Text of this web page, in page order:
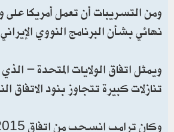
ومن التسريبات أن تعمل أمريكا على
نهائي بشأن البرنامج النووي
ويمثل اتفاق الولايات المتحدة –
تنازلات كبيرة تتجاوز بنود الاتفاق
وكان ترامب انسحب من اتفاق 2015، من جانب واحد، خلال فترة ولايته الأولى، بعد أن وصفه بأنه “أسوأ اتفاق على الإطلاق”.